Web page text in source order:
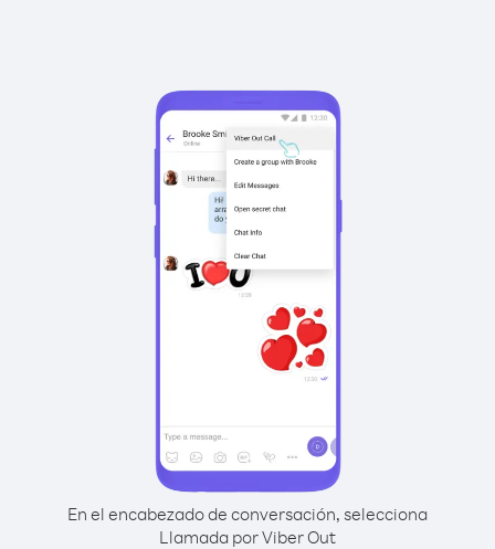
En el encabezado de conversación, selecciona
Llamada por Viber Out